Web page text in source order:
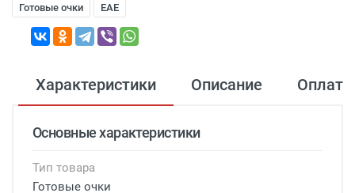
Готовые очки EAE
Характеристики Описание Оплата
Основные характеристики
Тип товара
Готовые очки